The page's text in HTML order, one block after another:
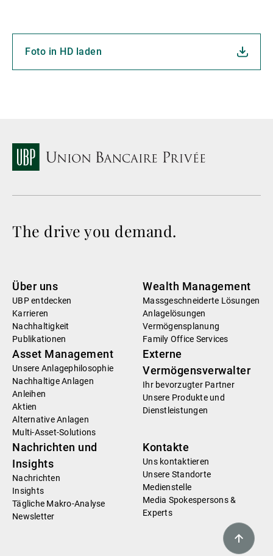
Foto in HD laden
The drive you demand.
Über uns
UBP entdecken
Karrieren
Nachhaltigkeit
Publikationen
Wealth Management
Massgeschneiderte Lösungen
Anlagelösungen
Vermögensplanung
Family Office Services
Asset Management
Unsere Anlagephilosophie
Nachhaltige Anlagen
Anleihen
Aktien
Alternative Anlagen
Multi-Asset-Solutions
Externe
Vermögensverwalter
Ihr bevorzugter Partner
Unsere Produkte und
Dienstleistungen
Nachrichten und
Insights
Nachrichten
Insights
Tägliche Makro-Analyse
Newsletter
Kontakte
Uns kontaktieren
Unsere Standorte
Medienstelle
Media Spokespersons &
Experts